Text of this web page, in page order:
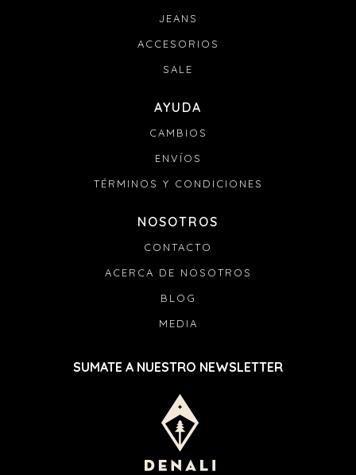
JEANS
ACCESORIOS
SALE
AYUDA
CAMBIOS
ENVÍOS
TÉRMINOS Y CONDICIONES
NOSOTROS
CONTACTO
ACERCA DE NOSOTROS
BLOG
MEDIA
SUMATE A NUESTRO NEWSLETTER